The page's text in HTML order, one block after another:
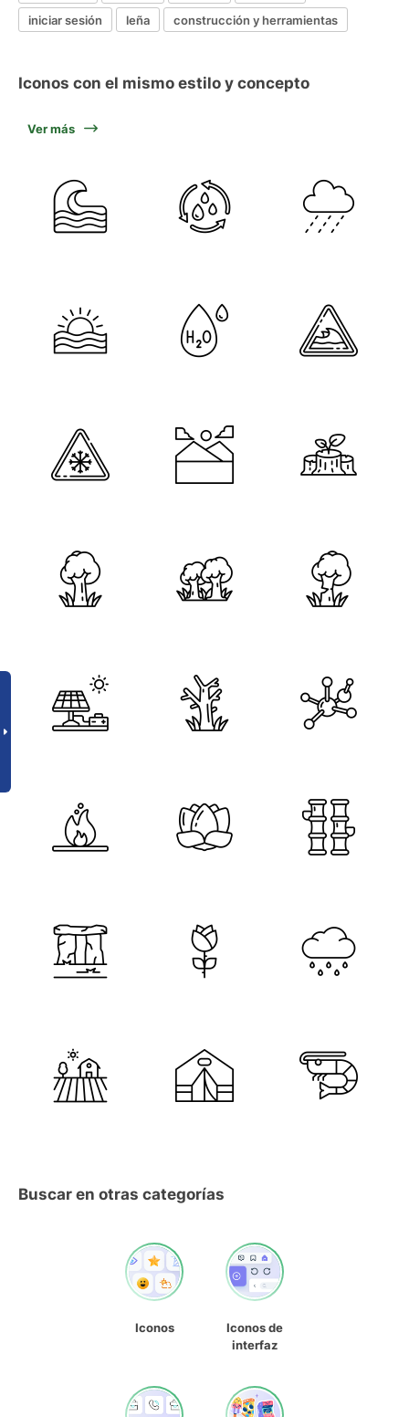
iniciar sesión
leña construcción y herramientas
Iconos con el mismo estilo y concepto
Ver más
Buscar en otras categorías
Iconos
Iconos de
interfaz